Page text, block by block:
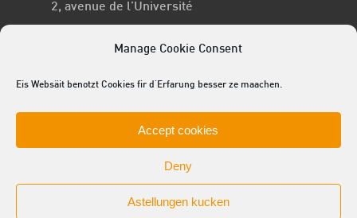
Manage Cookie Consent
Eis Websäit benotzt Cookies fir d'Erfarung besser ze maachen.
Accept cookies
Deny
Astellungen kucken
2, avenue de l’Université
No RCSL
© 2025 ACEL - de Studentevertrieder